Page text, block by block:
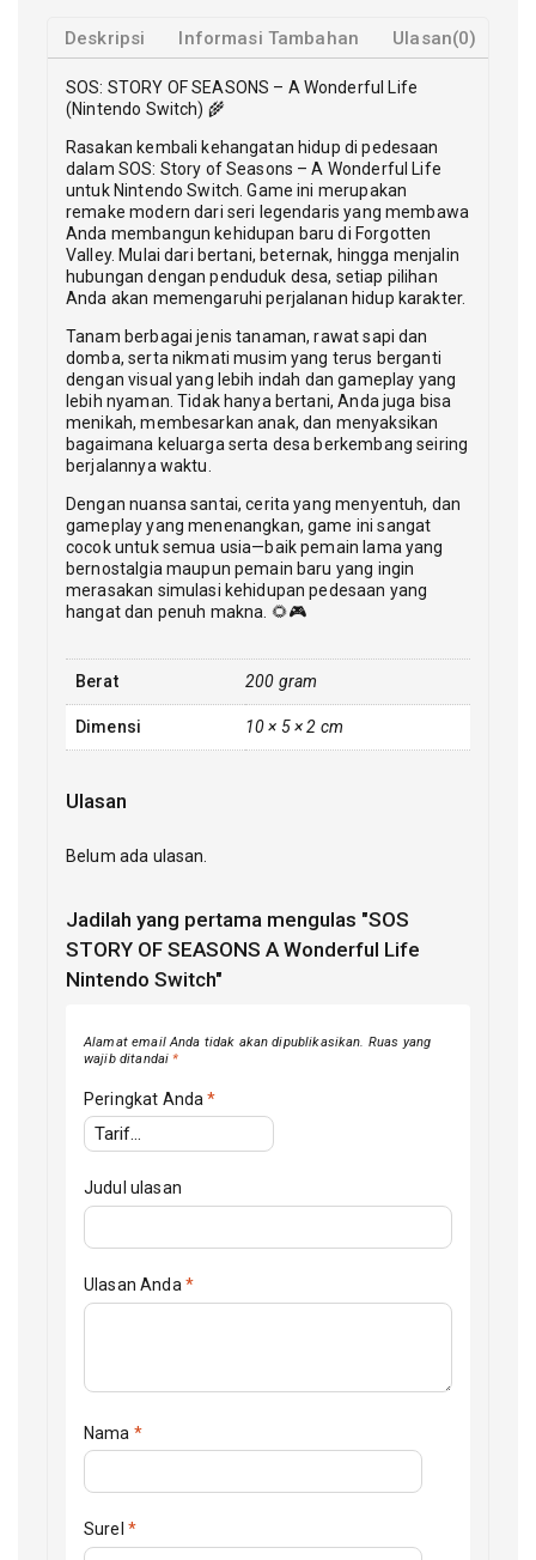
Deskripsi Informasi Tambahan Ulasan(0)
SOS: STORY OF SEASONS – A Wonderful Life
(Nintendo Switch) 🌾
Rasakan kembali kehangatan hidup di pedesaan
dalam SOS: Story of Seasons – A Wonderful Life
untuk Nintendo Switch. Game ini merupakan
remake modern dari seri legendaris yang membawa
Anda membangun kehidupan baru di Forgotten
Valley. Mulai dari bertani, beternak, hingga menjalin
hubungan dengan penduduk desa, setiap pilihan
Anda akan memengaruhi perjalanan hidup karakter.
Tanam berbagai jenis tanaman, rawat sapi dan
domba, serta nikmati musim yang terus berganti
dengan visual yang lebih indah dan gameplay yang
lebih nyaman. Tidak hanya bertani, Anda juga bisa
menikah, membesarkan anak, dan menyaksikan
bagaimana keluarga serta desa berkembang seiring
berjalannya waktu.
Dengan nuansa santai, cerita yang menyentuh, dan
gameplay yang menenangkan, game ini sangat
cocok untuk semua usia—baik pemain lama yang
bernostalgia maupun pemain baru yang ingin
merasakan simulasi kehidupan pedesaan yang
hangat dan penuh makna. 🌻🎮
Berat 200 gram
Dimensi 10 × 5 × 2 cm
Ulasan
Belum ada ulasan.
Jadilah yang pertama mengulas "SOS
STORY OF SEASONS A Wonderful Life
Nintendo Switch"
Alamat email Anda tidak akan dipublikasikan. Ruas yang
wajib ditandai*
Peringkat Anda*
Judul ulasan
Ulasan Anda *
Nama *
Surel *